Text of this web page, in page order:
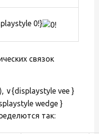
0!}
связок
∨{displaystyle vee }
wedge }
так: